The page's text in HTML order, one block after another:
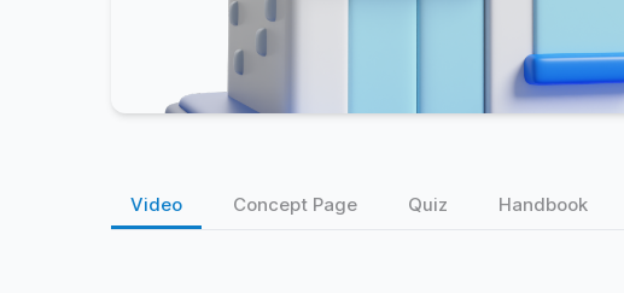
Video Concept Page Quiz Handbook